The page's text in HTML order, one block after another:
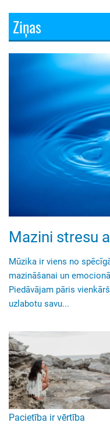
Ziņas
Mazini stresu
Mūzika ir viens no
mazināšanai un
Piedāvājam pāris
uzlabotu savu...
Pacietība ir vērtība